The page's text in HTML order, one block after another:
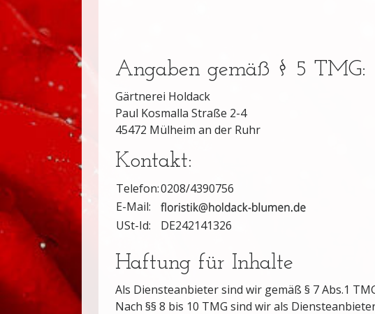
Angaben gemäß § 5 TMG:
Gärtnerei Holdack
Paul Kosmalla Straße 2-4
45472 Mülheim an der Ruhr
Kontakt:
Telefon:0208/4390756
E-Mail:
USt-Id:
DE242141326
Haftung für Inhalte
Als Diensteanbieter sind wir gemäß § 7 Abs.1
Nach §§ 8 bis 10 TMG sind wir als